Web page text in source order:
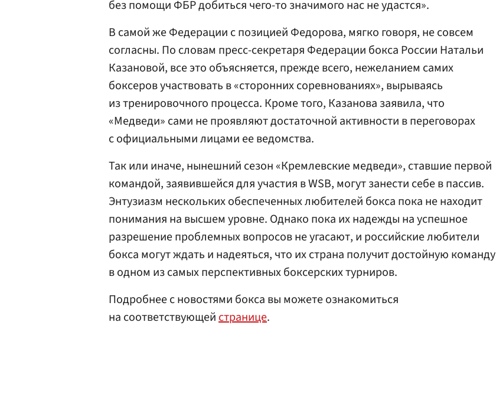
без помощи ФБР добиться чего-то значимого нас не удастся».
В самой же Федерации с позицией Федорова, мягко говоря, не совсем
согласны. По словам пресс-секретаря Федерации бокса России Натальи
Казановой, все это объясняется, прежде всего, нежеланием самих
боксеров участвовать в «сторонних соревнованиях», вырываясь
из тренировочного процесса. Кроме того, Казанова заявила, что
«Медведи» сами не проявляют достаточной активности в переговорах
с официальными лицами ее ведомства.
Так или иначе, нынешний сезон «Кремлевские медведи», ставшие первой
командой, заявившейся для участия в WSB, могут занести себе в пассив.
Энтузиазм нескольких обеспеченных любителей бокса пока не находит
понимания на высшем уровне. Однако пока их надежды на успешное
разрешение проблемных вопросов не угасают, и российские любители
бокса могут ждать и надеяться, что их страна получит достойную команду
в одном из самых перспективных боксерских турниров.
Подробнее с новостями бокса вы можете ознакомиться
на соответствующейстранице.